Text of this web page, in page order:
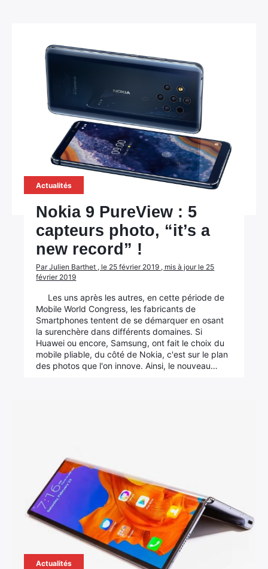
Actualités
Nokia 9 PureView : 5
capteurs photo, “it’s a
new record” !
Par Julien Barthet , le 25 février 2019 , mis à jour le 25
février 2019
Les uns après les autres, en cette période de
Mobile World Congress, les fabricants de
Smartphones tentent de se démarquer en osant
la surenchère dans différents domaines. Si
Huawei ou encore, Samsung, ont fait le choix du
mobile pliable, du côté de Nokia, c'est sur le plan
des photos que l'on innove. Ainsi, le nouveau…
Actualités
Rechercher
: